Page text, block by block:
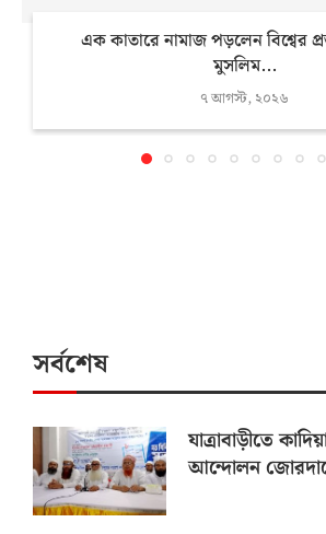
এক কাতারে নামাজ পড়লেন বিশ্বের
মুসলিম...
৭ আগস্ট, ২০২৬
সর্বশেষ
যাত্রাবাড়ীতে
আন্দোলন